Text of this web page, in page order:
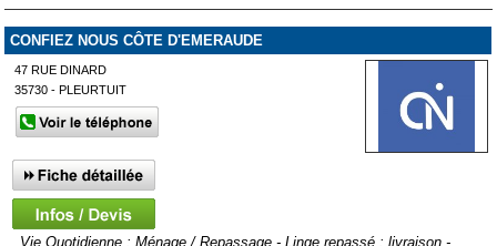
CONFIEZ NOUS CÔTE D'EMERAUDE
47 RUE DINARD
35730 - PLEURTUIT
Vie Quotidienne : Ménage / Repassage - Linge repassé : livraison -